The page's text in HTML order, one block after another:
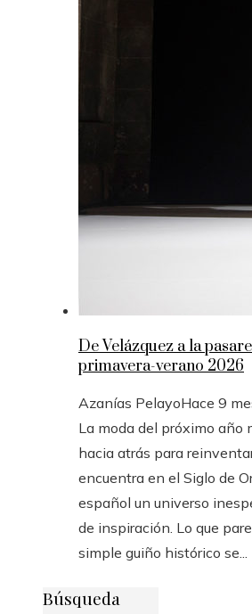
De Velázquez a la
primavera-verano 2026
Azanías PelayoHace 9
La moda del próximo año
hacia atrás para
encuentra en el Siglo de
español un universo
de inspiración. Lo que
simple guiño histórico se...
Búsqueda